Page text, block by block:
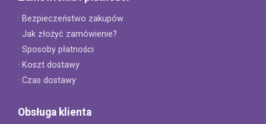
· Bezpieczeństwo zakupów
· Jak złożyć zamówienie?
· Sposoby płatności
· Koszt dostawy
· Czas dostawy
Obsługa klienta